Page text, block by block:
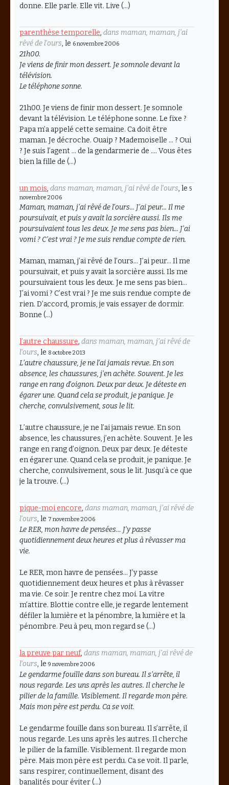
donne. Elle parle. Elle vit. Live (…)
parenthèse temporelle, dans maman, maman, j’ai
rêvé de l’ours, le 6 novembre 2006
21h00.
Je viens de finir mon dessert. Je somnole devant la
télévision.
Le téléphone sonne.
21h00. Je viens de finir mon dessert. Je somnole
devant la télévision. Le téléphone sonne. Le fixe ?
Papa m’a appelé cette semaine. Ca doit être
maman. Je décroche. Ouaip ? Mademoiselle … ? Oui
? Je suis l’agent … de la gendarmerie de …. Vous êtes
bien la fille de (…)
un mois, dans maman, maman, j’ai rêvé de l’ours, le 5
novembre 2006
Maman, maman, j’ai rêvé de l’ours... J’ai peur... Il me
poursuivait, et puis y avait la sorcière aussi. Ils me
poursuivaient tous les deux. Je me sens pas bien... J’ai
vomi ? C’est vrai ? Je me suis rendue compte de rien.
Maman, maman, j’ai rêvé de l’ours... J’ai peur... Il me
poursuivait, et puis y avait la sorcière aussi. Ils me
poursuivaient tous les deux. Je me sens pas bien...
J’ai vomi ? C’est vrai ? Je me suis rendue compte de
rien. D’accord, promis, je vais essayer de dormir.
Bonne (…)
l’autre chaussure, dans maman, maman, j’ai rêvé de
l’ours, le 8 octobre 2013
L’autre chaussure, je ne l’ai jamais revue. En son
absence, les chaussures, j’en achète. Souvent. Je les
range en rang d’oignon. Deux par deux. Je déteste en
égarer une. Quand cela se produit, je panique. Je
cherche, convulsivement, sous le lit.
L’autre chaussure, je ne l’ai jamais revue. En son
absence, les chaussures, j’en achète. Souvent. Je les
range en rang d’oignon. Deux par deux. Je déteste
en égarer une. Quand cela se produit, je panique. Je
cherche, convulsivement, sous le lit. Jusqu’à ce que
je la trouve. (…)
pique-moi encore, dans maman, maman, j’ai rêvé de
l’ours, le 7 novembre 2006
Le RER, mon havre de pensées… J’y passe
quotidiennement deux heures et plus à rêvasser ma
vie.
Le RER, mon havre de pensées… J’y passe
quotidiennement deux heures et plus à rêvasser
ma vie. Ce soir. Je rentre chez moi. La vitre
m’attire. Blottie contre elle, je regarde lentement
défiler la lumière et la pénombre, la lumière et la
pénombre. Peu à peu, mon regard se (…)
la preuve par neuf, dans maman, maman, j’ai rêvé de
l’ours, le 9 novembre 2006
Le gendarme fouille dans son bureau. Il s’arrête, il
nous regarde. Les uns après les autres. Il cherche le
pilier de la famille. Visiblement. Il regarde mon père.
Mais mon père est perdu. Ca se voit.
Le gendarme fouille dans son bureau. Il s’arrête, il
nous regarde. Les uns après les autres. Il cherche
le pilier de la famille. Visiblement. Il regarde mon
père. Mais mon père est perdu. Ca se voit. Il parle,
sans respirer, continuellement, disant des
banalités pour éviter (…)